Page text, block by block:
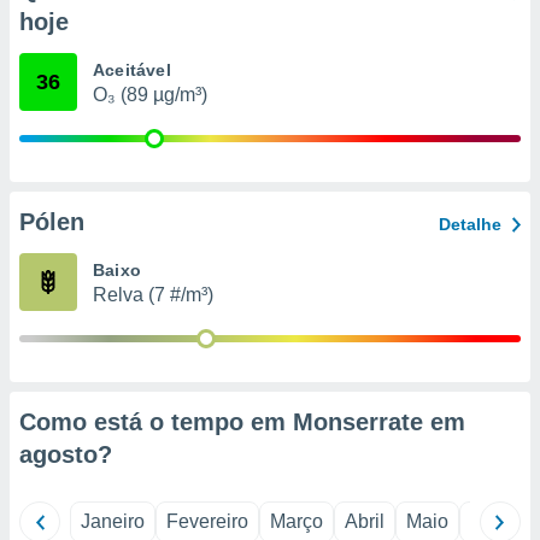
qual se
tal,
ou opor-
qualquer
o
num
hoje
36 Aceitável
O₃ (89 µg/m³)
Pólen Detalhe
Baixo
Relva (7 #/m³)
Como está o tempo em Monserrate em
agosto?
Janeiro Fevereiro Março Abril Maio Junho